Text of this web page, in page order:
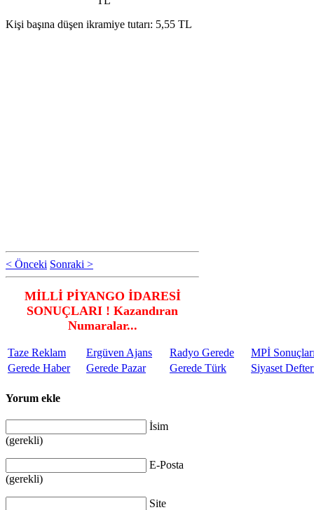
Kişi başına düşen ikramiye tutarı: 5,55 TL
< Önceki Sonraki >
MİLLİ PİYANGO İDARESİ
SONUÇLARI ! Kazandıran
Numaralar...
Taze Reklam Ergüven Ajans Radyo Gerede
MPİ
Gerede Haber
Gerede Pazar Gerede Türk Siyaset
Yorum ekle
İsim
(gerekli)
E-Posta
(gerekli)
Site